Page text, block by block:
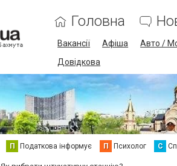
Головна
Вакансії Афіша Авто /
Довідкова
П Податкова інформує П Психолог С